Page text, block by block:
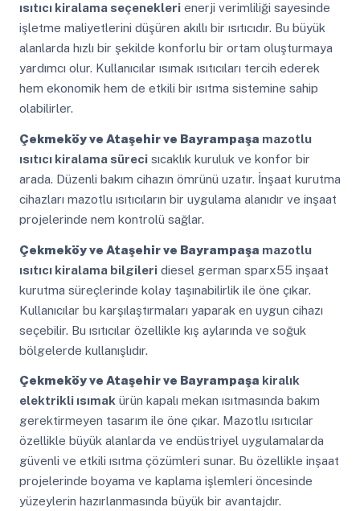
ısıtıcı kiralama seçeneklerienerji verimliliği sayesinde
işletme maliyetlerini düşüren akıllı bir ısıtıcıdır. Bu büyük
alanlarda hızlı bir şekilde konforlu bir ortam oluşturmaya
yardımcı olur. Kullanıcılar ısımak ısıtıcıları tercih ederek
hem ekonomik hem de etkili bir ısıtma sistemine sahip
olabilirler.
Çekmeköy ve Ataşehir ve Bayrampaşa mazotlu
ısıtıcı kiralama sürecisıcaklık kuruluk ve konfor bir
arada. Düzenli bakım cihazın ömrünü uzatır. İnşaat kurutma
cihazları mazotlu ısıtıcıların bir uygulama alanıdır ve inşaat
projelerinde nem kontrolü sağlar.
Çekmeköy ve Ataşehir ve Bayrampaşa mazotlu
ısıtıcı kiralama bilgileridiesel german sparx55 inşaat
kurutma süreçlerinde kolay taşınabilirlik ile öne çıkar.
Kullanıcılar bu karşılaştırmaları yaparak en uygun cihazı
seçebilir. Bu ısıtıcılar özellikle kış aylarında ve soğuk
bölgelerde kullanışlıdır.
Çekmeköy ve Ataşehir ve Bayrampaşa kiralık
elektrikli ısımak ürün kapalı mekan ısıtmasında bakım
gerektirmeyen tasarım ile öne çıkar. Mazotlu ısıtıcılar
özellikle büyük alanlarda ve endüstriyel uygulamalarda
güvenli ve etkili ısıtma çözümleri sunar. Bu özellikle inşaat
projelerinde boyama ve kaplama işlemleri öncesinde
yüzeylerin hazırlanmasında büyük bir avantajdır.